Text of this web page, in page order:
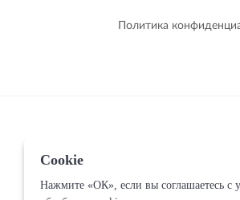
Политика
Cookie
Нажмите «ОК», если вы соглашаетесь с